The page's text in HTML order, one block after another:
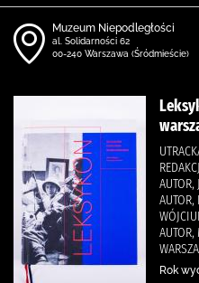
Muzeum Niepodległości
al. Solidarności 62
00-240 Warszawa (Śródmieście)
AUTOR,
AUTOR,
Rok